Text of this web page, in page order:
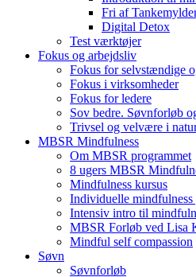
Fri af
Digital Detox
Test værktøjer
Fokus og arbejdsliv
Fokus for selvstændige
Fokus i virksomheder
Fokus for ledere
Sov bedre. Søvnforløb
Trivsel og velvære i
MBSR Mindfulness
Om MBSR programmet
8 ugers MBSR
Mindfulness kursus
Individuelle mindfulness
Intensiv intro til
MBSR Forløb ved Lisa
Mindful self compassion
Søvn
Søvnforløb